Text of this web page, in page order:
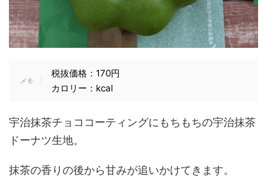
税抜価格：170円
カロリー：kcal
宇治抹茶チョココーティングにもちもちの宇治抹茶
ドーナツ生地。
抹茶の香りの後から甘みが追いかけてきます。